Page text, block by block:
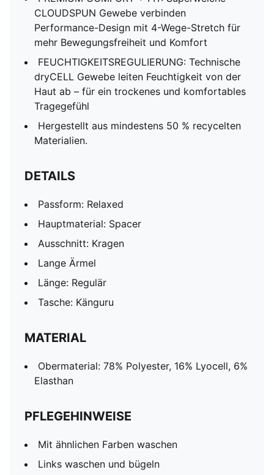
CLOUDSPUN Gewebe verbinden
Performance-Design mit 4-Wege-Stretch für
mehr Bewegungsfreiheit und Komfort
FEUCHTIGKEITSREGULIERUNG: Technische
dryCELL Gewebe leiten Feuchtigkeit von der
Haut ab – für ein trockenes und komfortables
Tragegefühl
Hergestellt aus mindestens 50 % recycelten
Materialien.
DETAILS
Passform: Relaxed
Hauptmaterial: Spacer
Ausschnitt: Kragen
Lange Ärmel
Länge: Regulär
Tasche: Känguru
MATERIAL
Obermaterial: 78% Polyester, 16% Lyocell, 6%
Elasthan
PFLEGEHINWEISE
Mit ähnlichen Farben waschen
Links waschen und bügeln